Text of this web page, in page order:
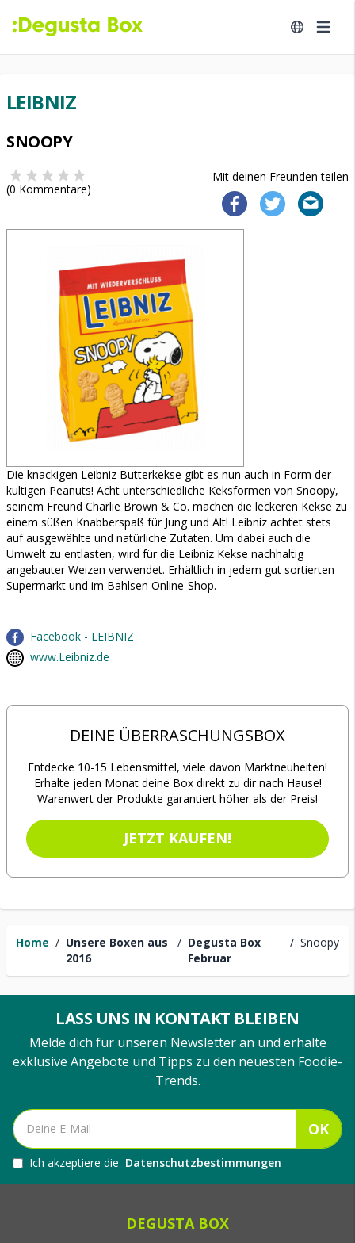
Home / Unsere Boxen aus
2016
/ Degusta Box
Februar
/ Snoopy
LEIBNIZ
SNOOPY
Mit deinen Freunden teilen
(0 Kommentare)
Die knackigen Leibniz Butterkekse gibt es nun auch in Form der
kultigen Peanuts! Acht unterschiedliche Keksformen von Snoopy,
seinem Freund Charlie Brown & Co. machen die leckeren Kekse zu
einem süßen Knabberspaß für Jung und Alt! Leibniz achtet stets
auf ausgewählte und natürliche Zutaten. Um dabei auch die
Umwelt zu entlasten, wird für die Leibniz Kekse nachhaltig
angebauter Weizen verwendet. Erhältlich in jedem gut sortierten
Supermarkt und im Bahlsen Online-Shop.
Facebook - LEIBNIZ
www.Leibniz.de
DEINE ÜBERRASCHUNGSBOX
Entdecke 10-15 Lebensmittel, viele davon Marktneuheiten!
Erhalte jeden Monat deine Box direkt zu dir nach Hause!
Warenwert der Produkte garantiert höher als der Preis!
JETZT KAUFEN!
LASS UNS IN KONTAKT BLEIBEN
Melde dich für unseren Newsletter an und erhalte
exklusive Angebote und Tipps zu den neuesten Foodie-
Trends.
OK
Ich akzeptiere die Datenschutzbestimmungen
DEGUSTA BOX